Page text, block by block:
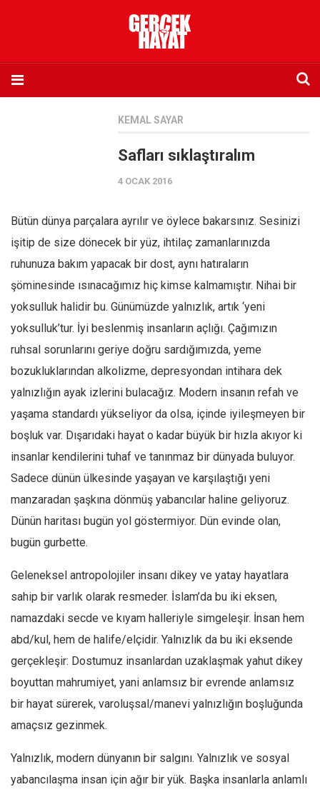
Eksik sayıların temini
Sosyal Medya
Twitter
Facebook
Instagram
YouTube
Editörden
Kemal Özer
Mahmut Toptaş
Yvonne Ridley
Barış Tarımcıoğlu
Ömer Kayani
Yusuf Armağan
Hasanali Yıldırım
Leyla Şerif Emin
Selçuk Türkyılmaz
Mehmet Ali Tekin
Abir E. Nahas
Amina S. Jenenkovic
Bağdagül Öz
Esra Elönü
» Yazar arşivi
KEMAL SAYAR
Safları sıklaştıralım
4 OCAK 2016
Bütün dünya parçalara ayrılır ve öylece bakarsınız. Sesinizi
işitip de size dönecek bir yüz, ihtilaç zamanlarınızda
ruhunuza bakım yapacak bir dost, aynı hatıraların
şöminesinde ısınacağımız hiç kimse kalmamıştır. Nihai bir
yoksulluk halidir bu. Günümüzde yalnızlık, artık ‘yeni
yoksulluk’tur. İyi beslenmiş insanların açlığı. Çağımızın
ruhsal sorunlarını geriye doğru sardığımızda, yeme
bozukluklarından alkolizme, depresyondan intihara dek
yalnızlığın ayak izlerini bulacağız. Modern insanın refah ve
yaşama standardı yükseliyor da olsa, içinde iyileşmeyen bir
boşluk var. Dışarıdaki hayat o kadar büyük bir hızla akıyor ki
insanlar kendilerini tuhaf ve tanınmaz bir dünyada buluyor.
Sadece dünün ülkesinde yaşayan ve karşılaştığı yeni
manzaradan şaşkına dönmüş yabancılar haline geliyoruz.
Dünün haritası bugün yol göstermiyor. Dün evinde olan,
bugün gurbette.
Geleneksel antropolojiler insanı dikey ve yatay hayatlara
sahip bir varlık olarak resmeder. İslam’da bu iki eksen,
namazdaki secde ve kıyam halleriyle simgeleşir. İnsan hem
abd/kul, hem de halife/elçidir. Yalnızlık da bu iki eksende
gerçekleşir: Dostumuz insanlardan uzaklaşmak yahut dikey
boyuttan mahrumiyet, yani anlamsız bir evrende anlamsız
bir hayat sürerek, varoluşsal/manevi yalnızlığın boşluğunda
amaçsız gezinmek.
Yalnızlık, modern dünyanın bir salgını. Yalnızlık ve sosyal
yabancılaşma insan için ağır bir yük. Başka insanlarla anlamlı